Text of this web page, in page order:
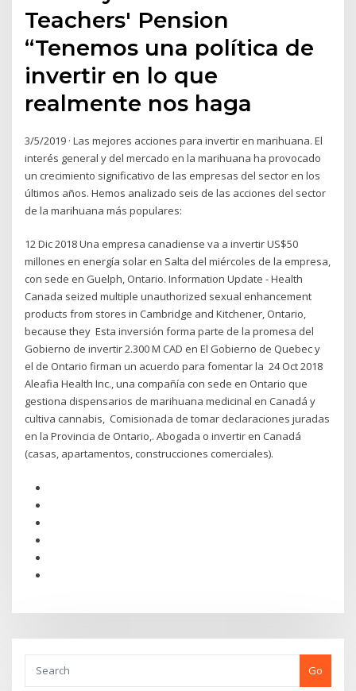
Teachers' Pension
“Tenemos una política de
invertir en lo que
realmente nos haga
3/5/2019 · Las mejores acciones para invertir en marihuana. El
interés general y del mercado en la marihuana ha provocado
un crecimiento significativo de las empresas del sector en los
últimos años. Hemos analizado seis de las acciones del sector
de la marihuana más populares:
12 Dic 2018 Una empresa canadiense va a invertir US$50
millones en energía solar en Salta del miércoles de la empresa,
con sede en Guelph, Ontario. Information Update - Health
Canada seized multiple unauthorized sexual enhancement
products from stores in Cambridge and Kitchener, Ontario,
because they Esta inversión forma parte de la promesa del
Gobierno de invertir 2.300 M CAD en El Gobierno de Quebec y
el de Ontario firman un acuerdo para fomentar la 24 Oct 2018
Aleafia Health Inc., una compañía con sede en Ontario que
gestiona dispensarios de marihuana medicinal en Canadá y
cultiva cannabis, Comisionada de tomar declaraciones juradas
en la Provincia de Ontario,. Abogada o invertir en Canadá
(casas, apartamentos, construcciones comerciales).
Go